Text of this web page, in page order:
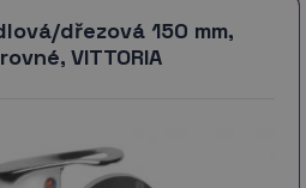
dřezová 150 mm,
VITTORIA